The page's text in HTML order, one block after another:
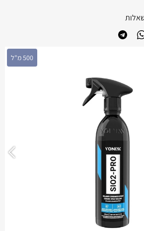
500 מ"ל